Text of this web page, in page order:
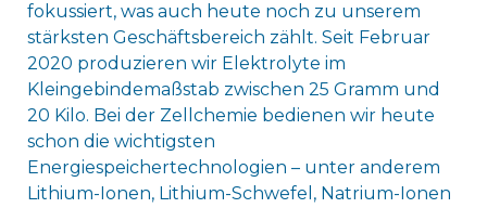
fokussiert, was auch heute noch zu unserem
stärksten Geschäftsbereich zählt. Seit Februar
2020 produzieren wir Elektrolyte im
Kleingebindemaßstab zwischen 25 Gramm und
20 Kilo. Bei der Zellchemie bedienen wir heute
schon die wichtigsten
Energiespeichertechnologien – unter anderem
Lithium-Ionen, Lithium-Schwefel, Natrium-Ionen